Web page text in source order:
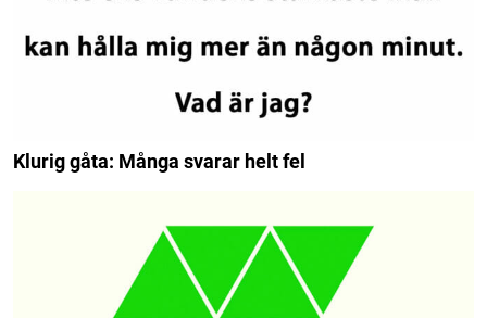
Klurig gåta: Många svarar helt fel